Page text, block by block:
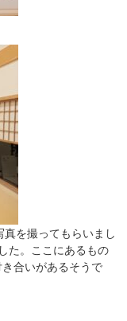
を撮ってもらいまし
た。ここにあるもの
合いがあるそうで